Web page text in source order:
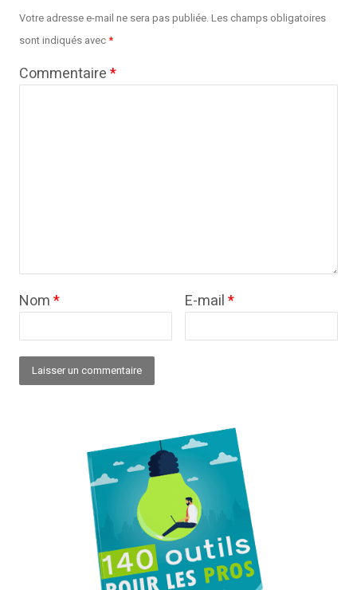
Votre adresse e-mail ne sera pas publiée.Les champs obligatoires
sont indiqués avec*
Commentaire*
Nom* E-mail*